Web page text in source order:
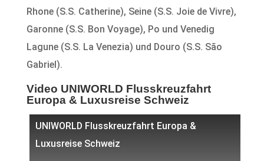
Rhone (S.S. Catherine), Seine (S.S. Joie de Vivre),
Garonne (S.S. Bon Voyage), Po und Venedig
Lagune (S.S. La Venezia) und Douro (S.S. São
Gabriel).
Video UNIWORLD Flusskreuzfahrt
Europa & Luxusreise Schweiz
UNIWORLD Flusskreuzfahrt Europa &
Luxusreise Schweiz